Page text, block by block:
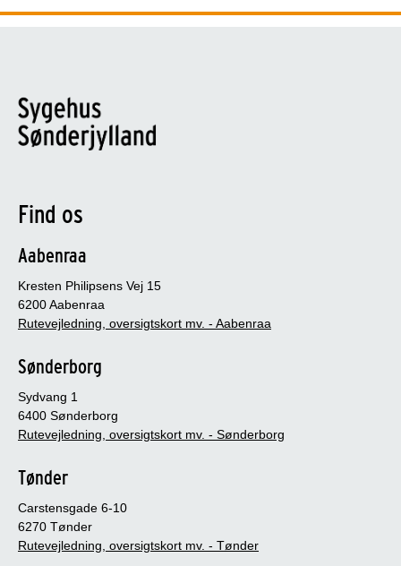
Find os
Aabenraa
Kresten Philipsens Vej 15
6200 Aabenraa
Rutevejledning, oversigtskort mv. - Aabenraa
Sønderborg
Sydvang 1
6400 Sønderborg
Rutevejledning, oversigtskort mv. - Sønderborg
Tønder
Carstensgade 6-10
6270 Tønder
Rutevejledning, oversigtskort mv. - Tønder